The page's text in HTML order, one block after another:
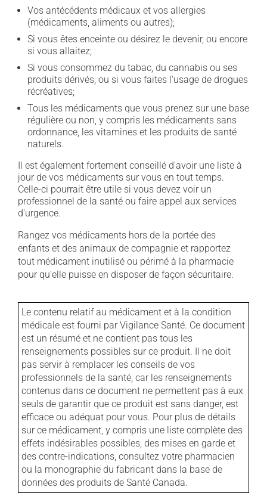
Vos antécédents médicaux et vos allergies
(médicaments, aliments ou autres);
Si vous êtes enceinte ou désirez le devenir, ou encore
si vous allaitez;
Si vous consommez du tabac, du cannabis ou ses
produits dérivés, ou si vous faites l'usage de drogues
récréatives;
Tous les médicaments que vous prenez sur une base
régulière ou non, y compris les médicaments sans
ordonnance, les vitamines et les produits de santé
naturels.
Il est également fortement conseillé d'avoir une liste à
jour de vos médicaments sur vous en tout temps.
Celle-ci pourrait être utile si vous devez voir un
professionnel de la santé ou faire appel aux services
d'urgence.
Rangez vos médicaments hors de la portée des
enfants et des animaux de compagnie et rapportez
tout médicament inutilisé ou périmé à la pharmacie
pour qu'elle puisse en disposer de façon sécuritaire.
Le contenu relatif au médicament et à la condition
médicale est fourni par Vigilance Santé. Ce document
est un résumé et ne contient pas tous les
renseignements possibles sur ce produit. Il ne doit
pas servir à remplacer les conseils de vos
professionnels de la santé, car les renseignements
contenus dans ce document ne permettent pas à eux
seuls de garantir que ce produit est sans danger, est
efficace ou adéquat pour vous. Pour plus de détails
sur ce médicament, y compris une liste complète des
effets indésirables possibles, des mises en garde et
des contre-indications, consultez votre pharmacien
ou la monographie du fabricant dans la base de
données des produits de Santé Canada.